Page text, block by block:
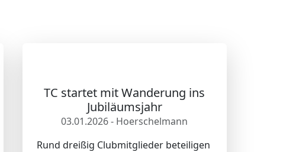
TC startet mit Wanderung ins
Jubiläumsjahr
03.01.2026 - Hoerschelmann
Rund dreißig Clubmitglieder beteiligen